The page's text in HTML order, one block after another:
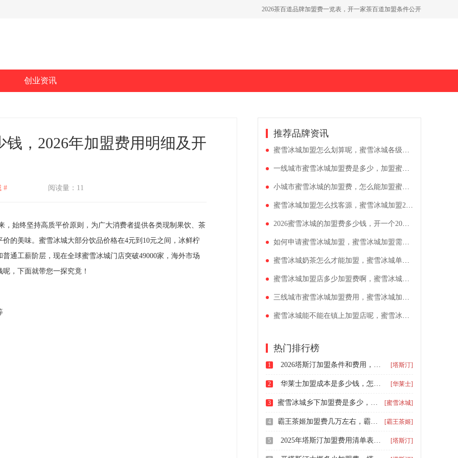
2026茶百道品牌加盟费一览表，开一家茶百道加盟条件公开
创业资讯
，2026年加盟费用明细及开
# 阅读量：11
终坚持高质平价原则，为广大消费者提供各类现制果饮、茶
的美味。蜜雪冰城大部分饮品价格在4元到10元之间，冰鲜柠
通工薪阶层，现在全球蜜雪冰城门店突破49000家，海外市场
，下面就带您一探究竟！
推荐品牌资讯
蜜雪冰城加盟怎么划算呢，蜜雪冰城各级加盟费多少
一线城市蜜雪冰城加盟费是多少，加盟蜜雪冰城需要了解什么
小城市蜜雪冰城的加盟费，怎么能加盟蜜雪冰城店
蜜雪冰城加盟怎么找客源，蜜雪冰城加盟2026价格表
2026蜜雪冰城的加盟费多少钱，开一个20平米奶茶店多少钱
如何申请蜜雪冰城加盟，蜜雪冰城加盟需要多少钱一年
蜜雪冰城奶茶怎么才能加盟，蜜雪冰城单店加盟费用
蜜雪冰城加盟店多少加盟费啊，蜜雪冰城加盟店要注意什么
三线城市蜜雪冰城加盟费用，蜜雪冰城加盟总体投入成本
蜜雪冰城能不能在镇上加盟店呢，蜜雪冰城单店投资预计多少
热门排行榜
1 2026塔斯汀加盟条件和费用，开一家塔斯汀汉堡加盟店需要多少钱 [塔斯汀]
2 华莱士加盟成本是多少钱，怎样加盟华莱士多少钱 [华莱士]
3 蜜雪冰城乡下加盟费是多少，开个蜜雪冰城加盟奶茶店多少钱 [蜜雪冰城]
4 霸王茶姬加盟费几万左右，霸王茶姬加盟条件与费用 [霸王茶姬]
5 2025年塔斯汀加盟费用清单表，塔斯汀餐饮店加盟要求是什么 [塔斯汀]